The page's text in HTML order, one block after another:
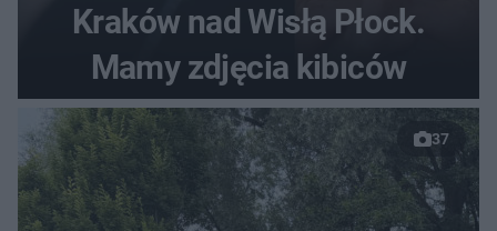
Kraków nad Wisłą Płock.
Mamy zdjęcia kibiców
37